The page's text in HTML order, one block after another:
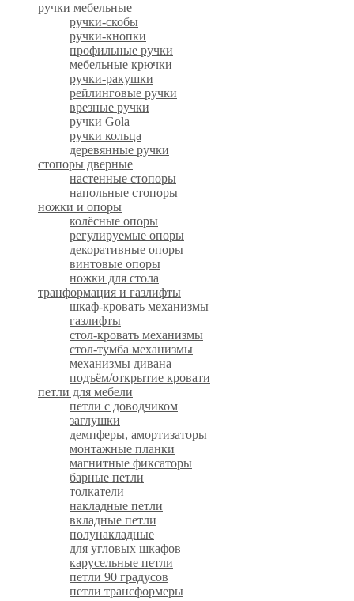
ручки мебельные
ручки-скобы
ручки-кнопки
профильные ручки
мебельные крючки
ручки-ракушки
рейлинговые ручки
врезные ручки
ручки Gola
ручки кольца
деревянные ручки
стопоры дверные
настенные стопоры
напольные стопоры
ножки и опоры
колёсные опоры
регулируемые опоры
декоративные опоры
винтовые опоры
ножки для стола
транформация и газлифты
шкаф-кровать механизмы
газлифты
стол-кровать механизмы
стол-тумба механизмы
механизмы дивана
подъём/открытие кровати
петли для мебели
петли с доводчиком
заглушки
демпферы, амортизаторы
монтажные планки
магнитные фиксаторы
барные петли
толкатели
накладные петли
вкладные петли
полунакладные
для угловых шкафов
карусельные петли
петли 90 градусов
петли трансформеры